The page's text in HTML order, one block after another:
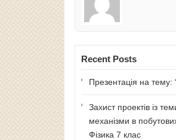
Recent Posts
Презентація на тему:
Захист проектів із
механізми в
Фізика 7 клас